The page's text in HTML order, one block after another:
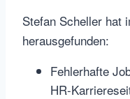
Stefan Scheller hat
herausgefunden:
Fehlerhafte
HR-